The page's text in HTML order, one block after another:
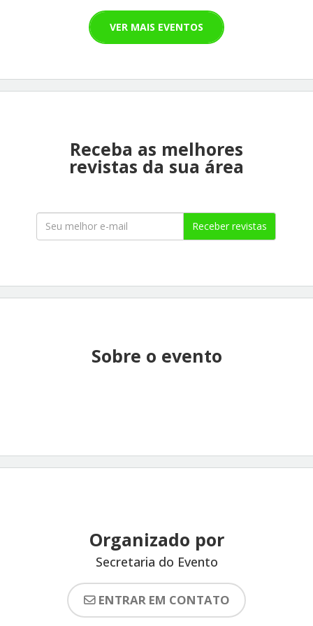
VER MAIS EVENTOS
Receba as melhores
revistas da sua área
Receber revistas
Sobre o evento
Organizado por
Secretaria do Evento
ENTRAR EM CONTATO